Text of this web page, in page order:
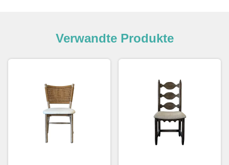
Verwandte Produkte